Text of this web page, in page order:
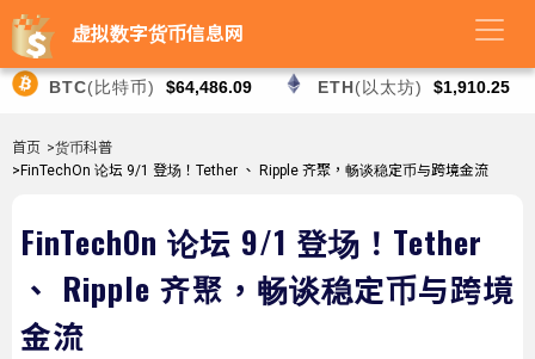
虚拟数字货币信息网
BTC(比特币) $64,486.09 ETH(以太坊) $1,910.25
首页 >货币科普
>FinTechOn 论坛 9/1 登场！Tether 、 Ripple 齐聚，畅谈稳定币与跨境金流
FinTechOn 论坛 9/1 登场！Tether
、 Ripple 齐聚，畅谈稳定币与跨境
金流